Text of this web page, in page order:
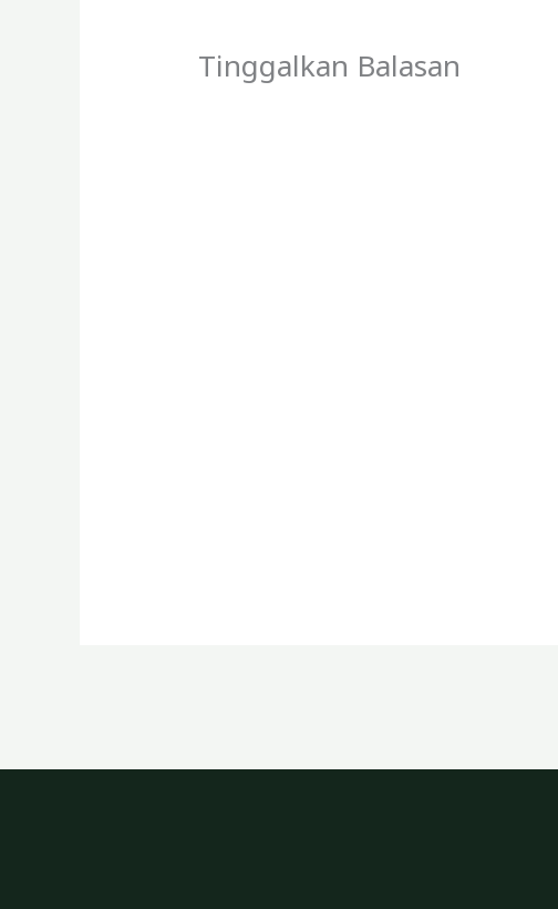
Tinggalkan Balasan